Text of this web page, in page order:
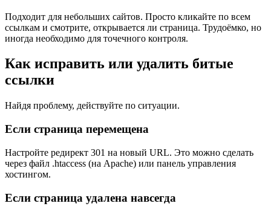
Подходит для небольших сайтов. Просто кликайте по всем
ссылкам и смотрите, открывается ли страница. Трудоёмко, но
иногда необходимо для точечного контроля.
Как исправить или удалить битые
ссылки
Найдя проблему, действуйте по ситуации.
Если страница перемещена
Настройте редирект 301 на новый URL. Это можно сделать
через файл .htaccess (на Apache) или панель управления
хостингом.
Если страница удалена навсегда